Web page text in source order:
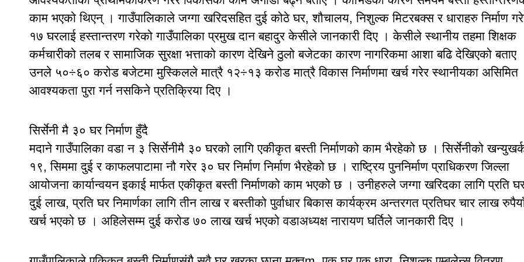
काम भएको थिएन् । गाउँपालिकाले जग्गा खरिदसहित दुई कोठे घर, शौचालय, निशुल्क मिटरबक्स र धाराहरु निर्माण
१७ घरलाई हस्तान्तरण गरेको गाउँपालिका प्रमुख दान बहादुर केसीले जानकारी दिए । केसीले स्थानीय तहमा शिक्षक
कर्मचारीको तलब र सामाजिक सुरक्षा भत्ताको कारण देखिने ठुलो बजेटका कारण नागरिकमा आशा बढि देखिएको बताए
उनले ५०÷६० करोड बजेटमा मुस्किलले मात्रै १२÷१३ करोड मात्रै विकास निर्माणमा खर्च गरेर स्थानीयका असिमित
आवश्यकता पुरा गर्न नसकिने प्रतिक्रिया दिए ।
सिर्सेनी मै ३० घर निर्माण हुँदै
मदाने गाउँपालिका वडा न ३ सिर्सेनीमै ३० घरको लागि एकीकृत बस्ती निर्माणको काम भैरहेको छ । सिर्सेनीको
१९, सिममा दुई र काफलपाटामा नौ गरेर ३० घर निर्माण निर्माण भैरहेको छ । राष्ट्रिय पुननिर्माण प्राधिकरण जिल्ला
आयोजना कार्यान्वयन इकाई मार्फत एकीकृत बस्ती निर्माणको काम भएको छ । उनीहरुले जग्गा खरिदका लागि प्रति
दुई लाख, प्रति घर निमार्णका लागि तीन लाख र बस्तीको पुर्वाधार बिकास कार्यक्रम अन्तरगत प्रतिघर चार लाख
खर्च भएको छ । अहिलेसम्म दुई करोड ७० लाख खर्च भएको वडाअध्यक्ष नारायण घर्तिले जानकारी दिए ।